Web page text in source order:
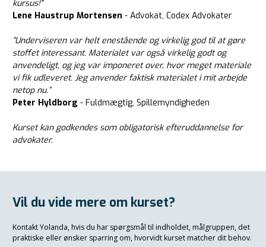
kursus!"
Lene Haustrup Mortensen - Advokat, Codex Advokater
”Underviseren var helt enestående og virkelig god til at gøre
stoffet interessant. Materialet var også virkelig godt og
anvendeligt, og jeg var imponeret over, hvor meget materiale
vi fik udleveret. Jeg anvender faktisk materialet i mit arbejde
netop nu.”
Peter Hyldborg - Fuldmægtig, Spillemyndigheden
Kurset kan godkendes som obligatorisk efteruddannelse for
advokater.
Vil du vide mere om kurset?
Kontakt Yolanda, hvis du har spørgsmål til indholdet, målgruppen, det
praktiske eller ønsker sparring om, hvorvidt kurset matcher dit behov.